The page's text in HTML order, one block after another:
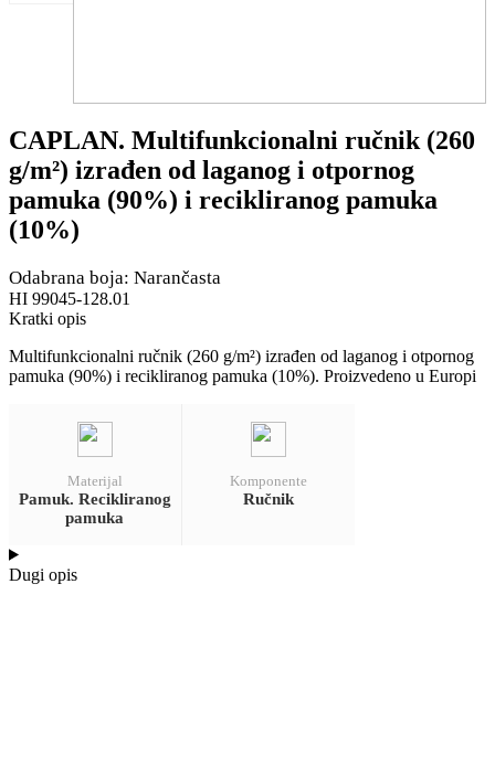
CAPLAN. Multifunkcionalni ručnik (260
g/m²) izrađen od laganog i otpornog
pamuka (90%) i recikliranog pamuka
(10%)
Odabrana boja: Narančasta
HI 99045-128.01
Kratki opis
Multifunkcionalni ručnik (260 g/m²) izrađen od laganog i otpornog
pamuka (90%) i recikliranog pamuka (10%). Proizvedeno u Europi
Materijal
Pamuk. Recikliranog
pamuka
Komponente
Ručnik
Dugi opis